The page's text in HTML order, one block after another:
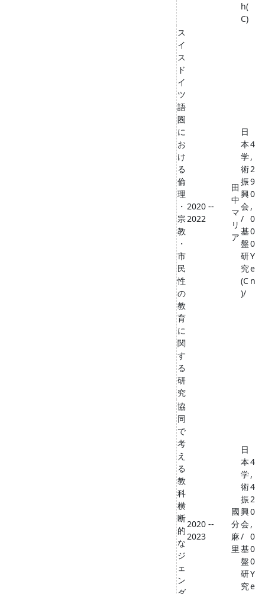
h(
C)
ス
イ
ス
ド
イ
ツ
語
圏
に
お
け
る
倫
理
・
宗
教
・
市
民
性
の
教
育
に
関
す
る
研
究
2020 --
2022
田
中
マ
リ
ア
日
本
学
術
振
興
会
/
基
盤
研
究
(C
)/
4
,
2
9
0
,
0
0
0
Y
e
n
協
同
で
考
え
る
教
科
横
断
的
な
ジ
ェ
ン
2020 --
2023
國
分
麻
里
日
本
学
術
振
興
会
/
基
盤
研
究
4
,
4
2
0
,
0
0
0
Y
e